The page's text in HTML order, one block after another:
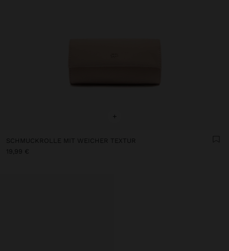
+
SCHMUCKROLLE MIT WEICHER TEXTUR
19,99 €